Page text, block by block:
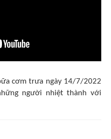
cơm trưa ngày 14/7/2022
người nhiệt thành với